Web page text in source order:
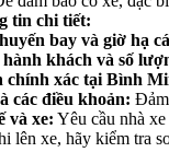
tin chi tiết:
bay và giờ hạ
khách và số
chính xác tại Bình
các điều khoản:
và xe: Yêu cầu nhà
lên xe, hãy kiểm tra